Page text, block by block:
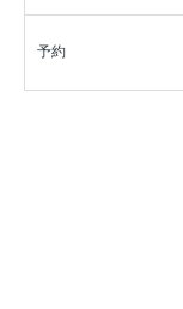
予約